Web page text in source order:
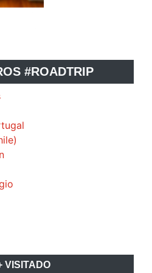
#ROADTRIP
VISITADO